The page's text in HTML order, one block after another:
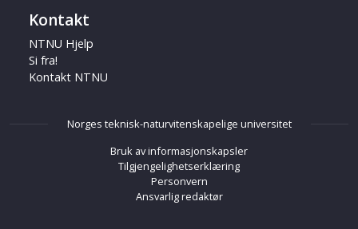
Kontakt
NTNU Hjelp
Si fra!
Kontakt NTNU
Norges teknisk-naturvitenskapelige universitet
Bruk av informasjonskapsler
Tilgjengelighetserklæring
Personvern
Ansvarlig redaktør